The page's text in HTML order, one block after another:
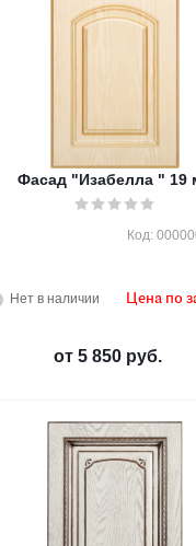
Фасад "Изабелла "
Нет в наличии
Код:
Цена по
от 5 850 руб.